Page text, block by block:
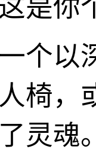
是你
个以
椅，
灵魂